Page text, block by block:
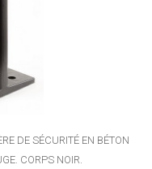
DE SÉCURITÉ EN BÉTON
CORPS NOIR.